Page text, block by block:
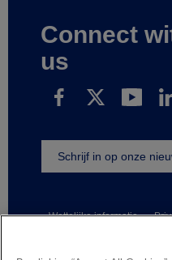
Connect
us
Wettelijke informatie
Schrijf in op onze